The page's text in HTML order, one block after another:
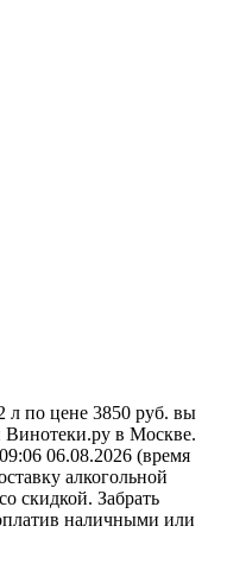
л по цене 3850 руб. вы
Винотеки.ру в Москве.
06.08.2026 (время
алкогольной
скидкой. Забрать
наличными или